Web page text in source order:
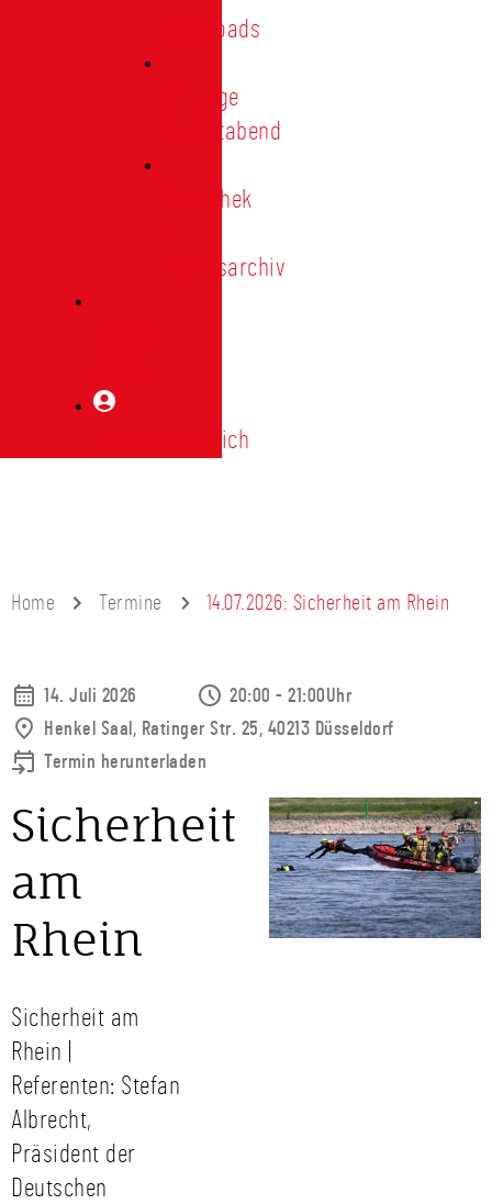
Downloads
Vorträge
Heimatabend
Bibliothek
Vereinsarchiv
Mitgliederbereich
Home Termine 14.07.2026: Sicherheit am Rhein
14. Juli 2026
20:00 - 21:00Uhr
Henkel Saal, Ratinger Str. 25, 40213 Düsseldorf
Termin herunterladen
Sicherheit
am
Rhein
Sicherheit am
Rhein |
Referenten: Stefan
Albrecht,
Präsident der
Deutschen